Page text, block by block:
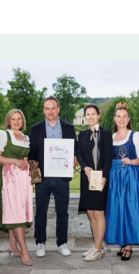
Skip to main content